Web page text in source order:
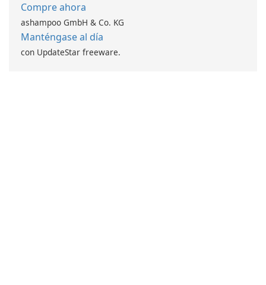
Compre ahora
ashampoo GmbH & Co. KG
Manténgase al día
con UpdateStar freeware.